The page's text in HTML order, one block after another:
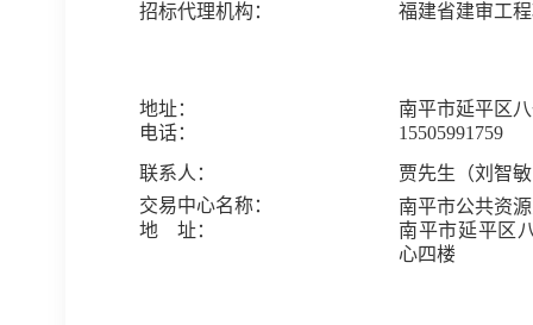
招标代理机构：
福建省建审工
地址：
南平市延平区
电话：
15505991759
联系人：
贾先生（刘智
交易中心名称：
南平市公共资
地
址：
南平市延平区
心四楼